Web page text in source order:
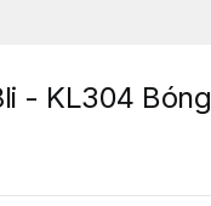
- KL304 Bóng